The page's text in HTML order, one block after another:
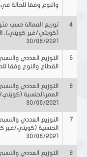
والنوع وفقا للحالة في 30/06/2021
4
توزيع العمالة حسب
(كويتي/غير كويتي)،
30/06/2021
5
التوزيع العددي
القطاع والنوع وفقا للحالة
6
التوزيع العددي
العمر،الجنسية
30/06/2021
7
التوزيع العددي
الجنسية (كويتي/غير
30/06/2021
8
التوزيع العددي